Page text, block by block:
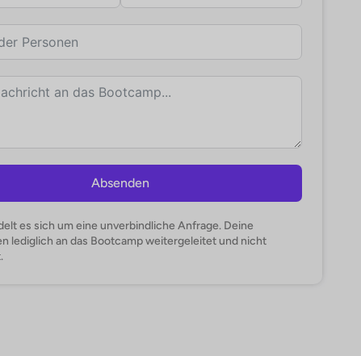
Absenden
es sich um eine unverbindliche Anfrage. Deine
lediglich an das Bootcamp weitergeleitet und nicht